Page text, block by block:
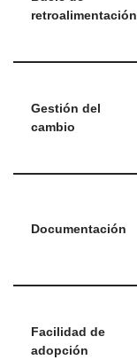
retroalimentación
Gestión del
cambio
Documentación
Facilidad de
adopción